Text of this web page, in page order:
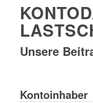
Unsere
Kontoinhaber